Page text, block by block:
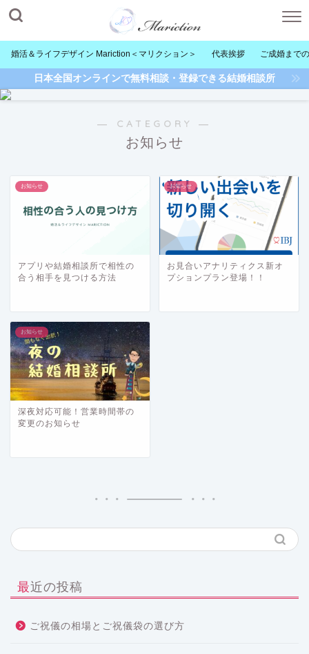
婚活＆ライフデザイン Mariction＜マリクション＞ 代表挨拶 ご成婚まで
日本全国オンラインで無料相談・登録できる結婚相談所
― CATEGORY ―
お知らせ
お知らせ
アプリや結婚相談所で相性の
合う相手を見つける方法
お知らせ
お見合いアナリティクス新オ
プションプラン登場！！
お知らせ
深夜対応可能！営業時間帯の
変更のお知らせ
最近の投稿
ご祝儀の相場とご祝儀袋の選び方